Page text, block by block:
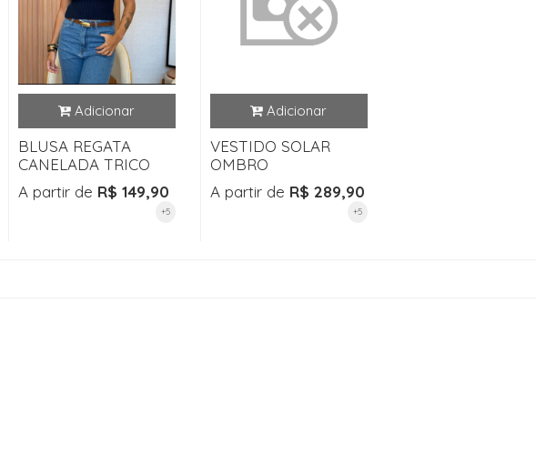
BLUSA REGATA
CANELADA TRICO
A partir de R$ 149,90
+5
VESTIDO SOLAR
OMBRO
A partir de R$ 289,90
+5